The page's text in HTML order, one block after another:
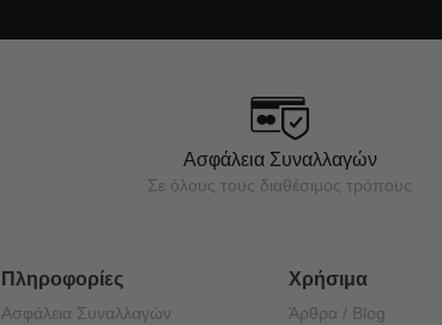
Ασφάλεια Συναλλαγών
Σε όλους τους διαθέσιμος τρόπους
Πληροφορίες
Ασφάλεια Συναλλαγών
Χρήσιμα
Άρθρα / Blog